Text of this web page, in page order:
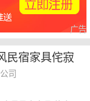
广告
民宿家具侘寂
司